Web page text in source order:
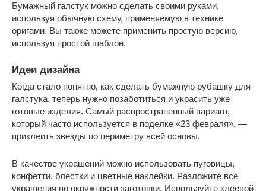
Бумажный галстук можно сделать своими руками,
используя обычную схему, применяемую в технике
оригами. Вы также можете применить простую версию,
используя простой шаблон.
Идеи дизайна
Когда стало понятно, как сделать бумажную рубашку для
галстука, теперь нужно позаботиться и украсить уже
готовые изделия. Самый распространенный вариант,
который часто используется в поделке «23 февраля», —
приклеить звезды по периметру всей основы.
В качестве украшений можно использовать пуговицы,
конфетти, блестки и цветные наклейки. Разложите все
украшения по окружности заготовки. Используйте клеевой